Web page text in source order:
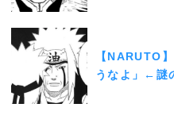
【NARUTO
うなよ」←謎